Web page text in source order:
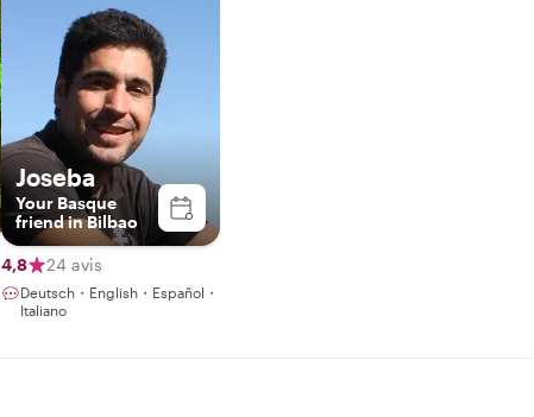
Joseba
Your Basque
friend in Bilbao
4,8 24 avis
Deutsch・English・Español・
Italiano